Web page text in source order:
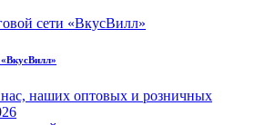
наших оптовых и розничных